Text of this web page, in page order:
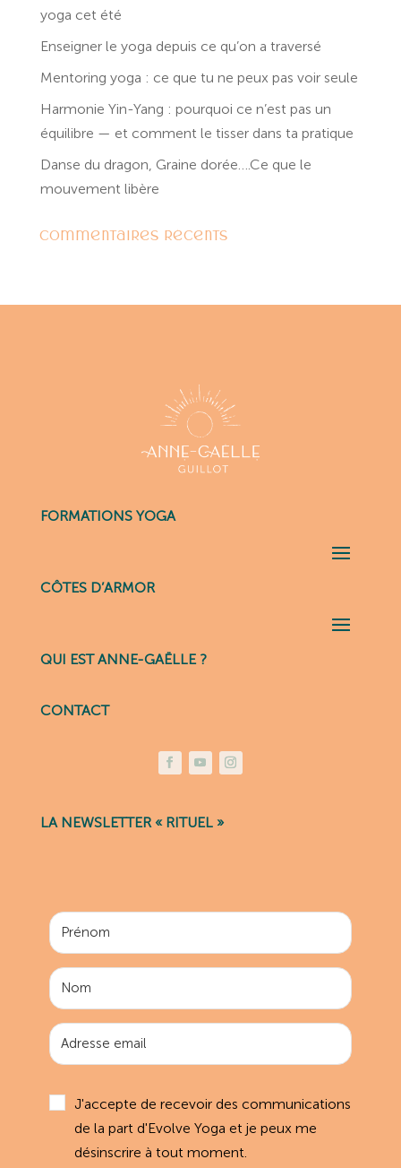
yoga cet été
Enseigner le yoga depuis ce qu’on a traversé
Mentoring yoga : ce que tu ne peux pas voir seule
Harmonie Yin-Yang : pourquoi ce n’est pas un
équilibre — et comment le tisser dans ta pratique
Danse du dragon, Graine dorée….Ce que le
mouvement libère
Commentaires récents
FORMATIONS YOGA
CÔTES D’ARMOR
QUI EST ANNE-GAËLLE ?
CONTACT
LA NEWSLETTER « RITUEL »
J'accepte de recevoir des communications
de la part d'Evolve Yoga et je peux me
désinscrire à tout moment.